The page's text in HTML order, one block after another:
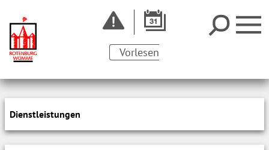
Vorlesen
Dienstleistungen